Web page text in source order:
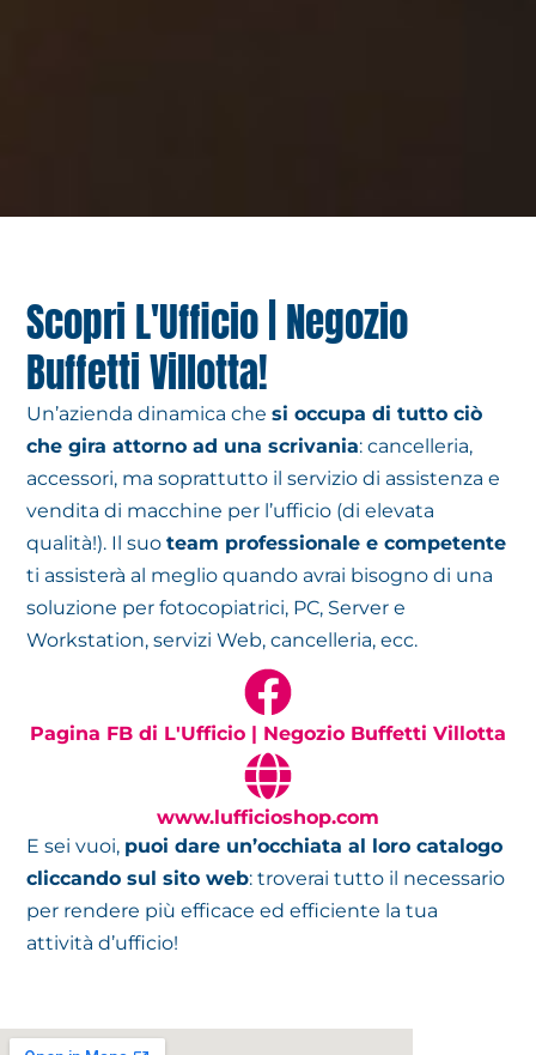
Scopri L'Ufficio | Negozio
Buffetti Villotta!
Un’azienda dinamica chesi occupa di tutto ciò
che gira attorno ad una scrivania: cancelleria,
accessori, ma soprattutto il servizio di assistenza e
vendita di macchine per l’ufficio (di elevata
qualità!). Il suoteam professionale e competente
ti assisterà al meglio quando avrai bisogno di una
soluzione per fotocopiatrici, PC, Server e
Workstation, servizi Web, cancelleria, ecc.
Pagina FB di L'Ufficio | Negozio Buffetti Villotta
www.lufficioshop.com
E sei vuoi, puoi dare un’occhiata al loro catalogo
cliccando sul sito web: troverai tutto il necessario
per rendere più efficace ed efficiente la tua
attività d’ufficio!